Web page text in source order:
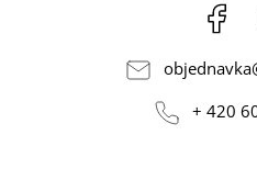
objednavka
+ 420